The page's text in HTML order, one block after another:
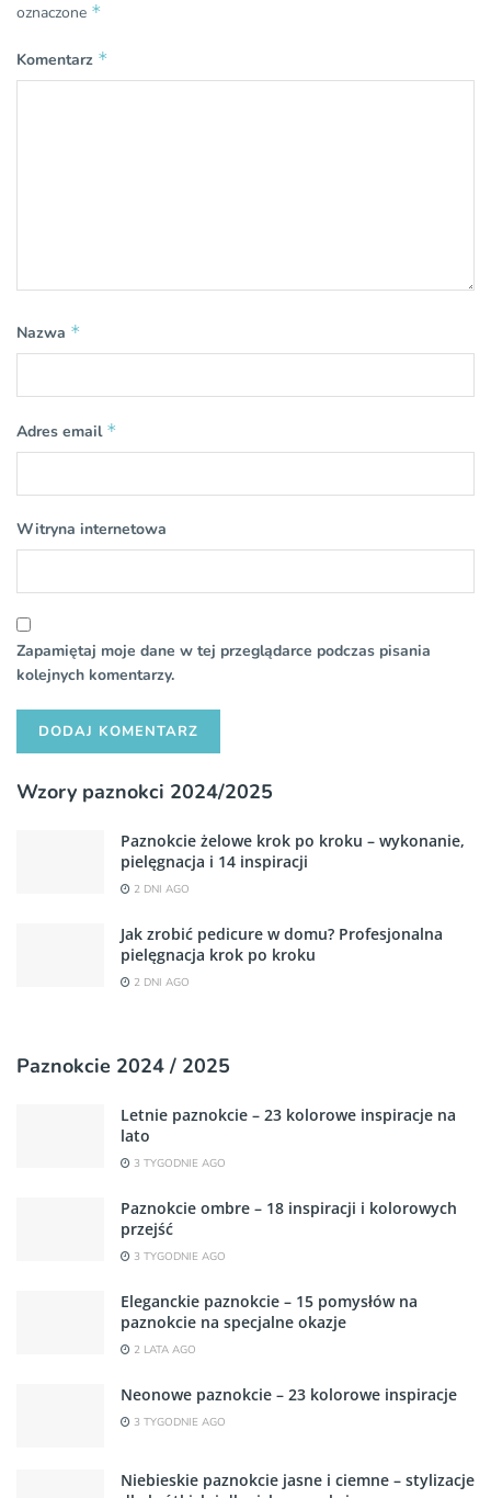
oznaczone *
Komentarz *
Nazwa *
Adres email *
Witryna internetowa
Zapamiętaj moje dane w tej przeglądarce podczas pisania
kolejnych komentarzy.
Wzory paznokci 2024/2025
Paznokcie żelowe krok po kroku – wykonanie,
pielęgnacja i 14 inspiracji
2 DNI AGO
Jak zrobić pedicure w domu? Profesjonalna
pielęgnacja krok po kroku
2 DNI AGO
Paznokcie 2024 / 2025
Letnie paznokcie – 23 kolorowe inspiracje na
lato
3 TYGODNIE AGO
Paznokcie ombre – 18 inspiracji i kolorowych
przejść
3 TYGODNIE AGO
Eleganckie paznokcie – 15 pomysłów na
paznokcie na specjalne okazje
2 LATA AGO
Neonowe paznokcie – 23 kolorowe inspiracje
3 TYGODNIE AGO
Niebieskie paznokcie jasne i ciemne – stylizacje